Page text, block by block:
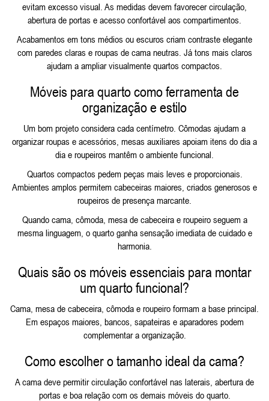
evitam excesso visual. As medidas devem favorecer circulação,
abertura de portas e acesso confortável aos compartimentos.
Acabamentos em tons médios ou escuros criam contraste elegante
com paredes claras e roupas de cama neutras. Já tons mais claros
ajudam a ampliar visualmente quartos compactos.
Móveis para quarto como ferramenta de
organização e estilo
Um bom projeto considera cada centímetro. Cômodas ajudam a
organizar roupas e acessórios, mesas auxiliares apoiam itens do dia a
dia e roupeiros mantêm o ambiente funcional.
Quartos compactos pedem peças mais leves e proporcionais.
Ambientes amplos permitem cabeceiras maiores, criados generosos e
roupeiros de presença marcante.
Quando cama, cômoda, mesa de cabeceira e roupeiro seguem a
mesma linguagem, o quarto ganha sensação imediata de cuidado e
harmonia.
Quais são os móveis essenciais para montar
um quarto funcional?
Cama, mesa de cabeceira, cômoda e roupeiro formam a base principal.
Em espaços maiores, bancos, sapateiras e aparadores podem
complementar a organização.
Como escolher o tamanho ideal da cama?
A cama deve permitir circulação confortável nas laterais, abertura de
portas e boa relação com os demais móveis do quarto.